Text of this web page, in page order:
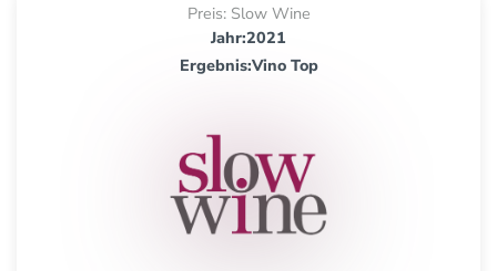
Preis: Slow Wine
Jahr:2021
Ergebnis:Vino Top